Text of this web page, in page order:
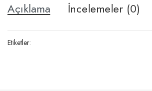
Açıklama İncelemeler (0)
Etiketler: